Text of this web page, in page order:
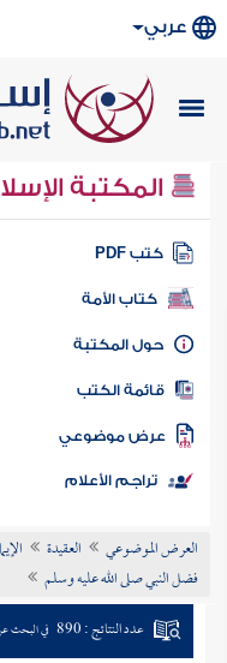
عربي
المكتبة
كتب PDF
كتاب الأمة
المكتبة
الكتب
موضوعي
تراجم الأعلام
العرض الموضوعي العقيدة
فضل النبي صلى الله عليه وسلم
عدد النتائج : 890 في البحث